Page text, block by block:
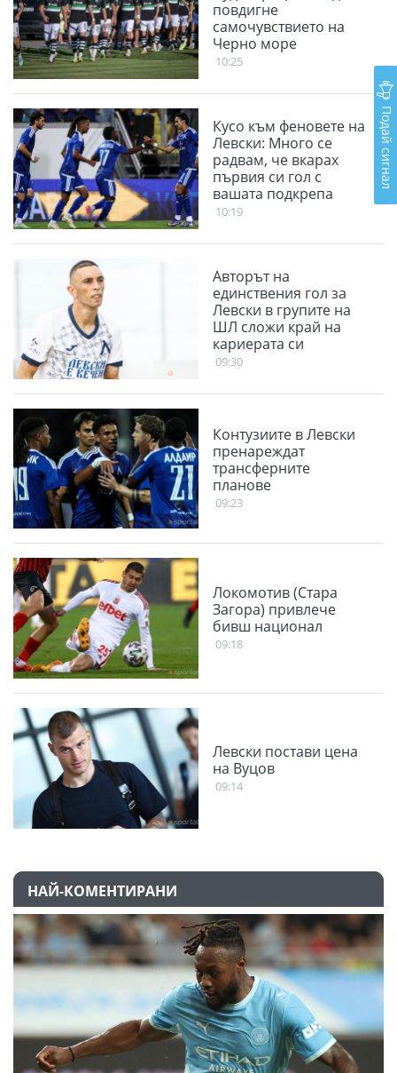
повдигне
самочувствието на
Черно море
10:25
Кусо към феновете на
Левски: Много се
радвам, че вкарах
първия си гол с
вашата подкрепа
10:19
Авторът на
единствения гол за
Левски в групите на
ШЛ сложи край на
кариерата си
09:30
Контузиите в Левски
пренареждат
трансферните
планове
09:23
Локомотив (Стара
Загора) привлече
бивш национал
09:18
Левски постави цена
на Вуцов
09:14
НАЙ-КОМЕНТИРАНИ
Подай сигнал